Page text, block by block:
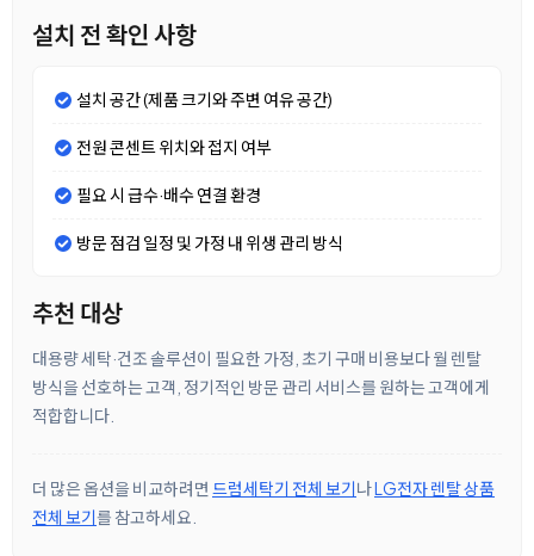
설치 전 확인 사항
설치 공간 (제품 크기와 주변 여유 공간)
전원 콘센트 위치와 접지 여부
필요 시 급수·배수 연결 환경
방문 점검 일정 및 가정 내 위생 관리 방식
추천 대상
대용량 세탁·건조 솔루션이 필요한 가정, 초기 구매 비용보다 월 렌탈
방식을 선호하는 고객, 정기적인 방문 관리 서비스를 원하는 고객에게
적합합니다.
더 많은 옵션을 비교하려면 드럼세탁기 전체 보기나LG전자 렌탈 상품
전체 보기를 참고하세요.